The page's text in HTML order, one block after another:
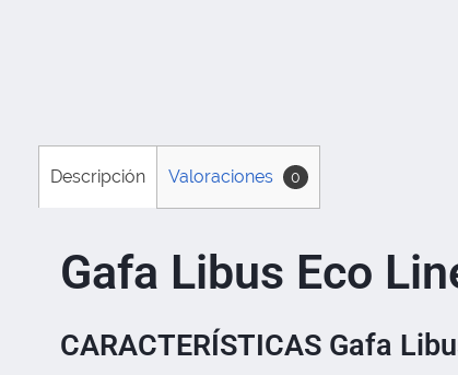
Descripción Valoraciones 0
Gafa Libus Eco
CARACTERÍSTICAS Gafa